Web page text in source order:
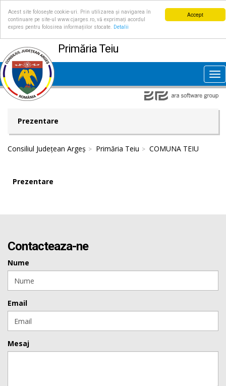
Accept
Acest site folosește cookie-uri. Prin utilizarea și navigarea în
continuare pe site-ul www.cjarges.ro, vă exprimați acordul
expres pentru folosirea informațiilor stocate.
Detalii
Primăria Teiu
Prezentare
Consiliul Județean Argeș Primăria Teiu COMUNA TEIU
Prezentare
Contacteaza-ne
Nume
Email
Mesaj